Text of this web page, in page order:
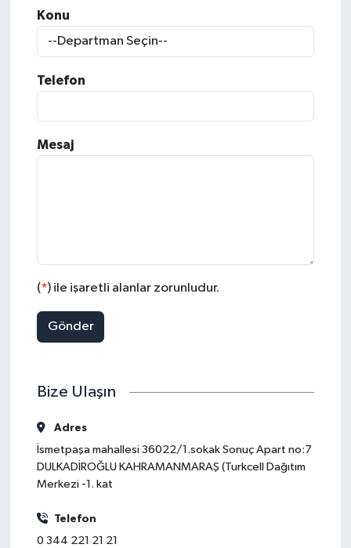
Konu
Telefon
Mesaj
(*) ile işaretli alanlar zorunludur.
Gönder
Bize Ulaşın
Adres
İsmetpaşa mahallesi 36022/1.sokak Sonuç Apart no:7
DULKADİROĞLU KAHRAMANMARAŞ (Turkcell Dağıtım
Merkezi -1. kat
Telefon
0 344 221 21 21